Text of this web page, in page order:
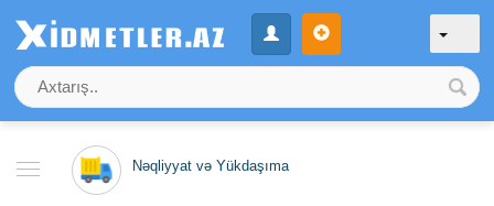
Nəqliyyat və Yükdaşıma